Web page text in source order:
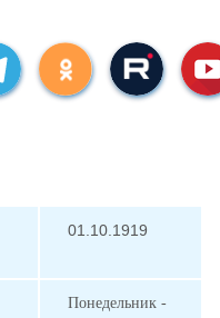
01.10.1919
Понедельник -